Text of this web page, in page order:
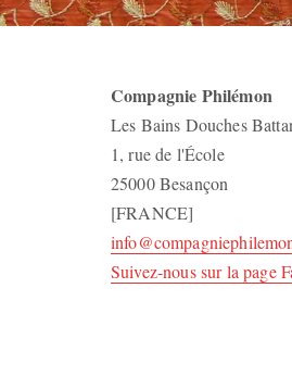
Compagnie Philémon
Les Bains Douches
1, rue de l'École
25000 Besançon
[FRANCE]
Suivez-nous sur la page